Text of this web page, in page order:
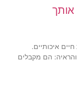
אותך
איכותיים.
הם מקבלים